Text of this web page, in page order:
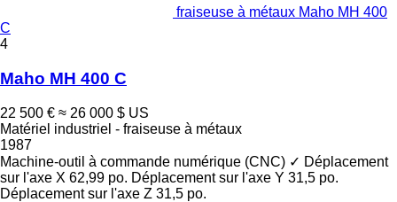
fraiseuse à métaux Maho MH 400
C
4
Maho MH 400 C
22 500 € ≈ 26 000 $ US
Matériel industriel - fraiseuse à métaux
1987
Machine-outil à commande numérique (CNC) ✓ Déplacement
sur l'axe X 62,99 po. Déplacement sur l'axe Y 31,5 po.
Déplacement sur l'axe Z 31,5 po.